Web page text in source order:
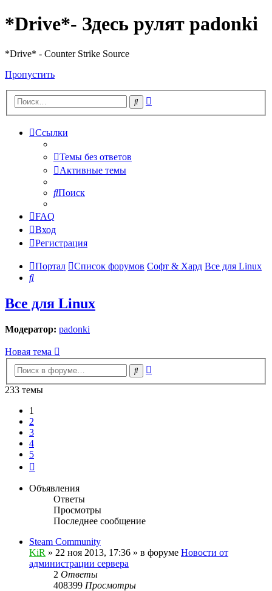
*Drive*- Здесь рулят padonki
*Drive* - Counter Strike Source
Пропустить
Поиск
Ссылки
Темы без ответов
Активные темы
Поиск
FAQ
Вход
Регистрация
Портал Список форумов Софт & Хард Все для Linux
Поиск
Все для Linux
Модератор: padonki
Новая тема
Поиск
233 темы
1
2
3
4
5
Объявления
Ответы
Просмотры
Последнее сообщение
Steam Community
KiR » 22 ноя 2013, 17:36 » в форуме Новости от
администрации сервера
2 Ответы
408399 Просмотры